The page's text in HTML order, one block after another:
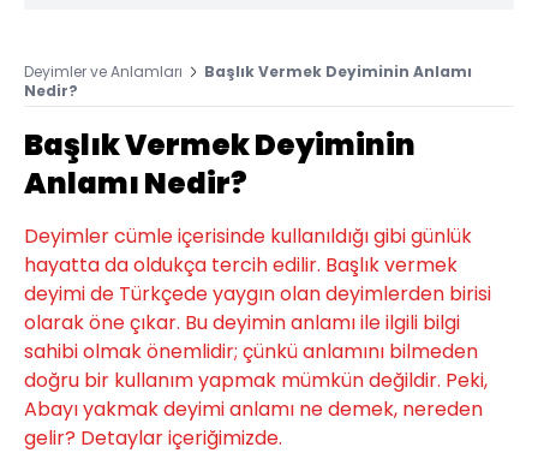
Deyimler ve Anlamları
Başlık Vermek Deyiminin Anlamı
Nedir?
Başlık Vermek Deyiminin
Anlamı Nedir?
Deyimler cümle içerisinde kullanıldığı gibi günlük
hayatta da oldukça tercih edilir. Başlık vermek
deyimi de Türkçede yaygın olan deyimlerden birisi
olarak öne çıkar. Bu deyimin anlamı ile ilgili bilgi
sahibi olmak önemlidir; çünkü anlamını bilmeden
doğru bir kullanım yapmak mümkün değildir. Peki,
Abayı yakmak deyimi anlamı ne demek, nereden
gelir? Detaylar içeriğimizde.